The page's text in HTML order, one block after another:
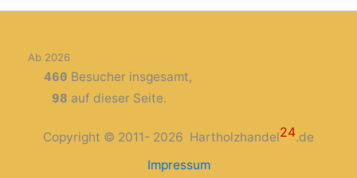
Ab 2026
460 Besucher insgesamt,
98 auf dieser Seite.
Copyright © 2011- 2026 Hartholzhandel24.de
Impressum